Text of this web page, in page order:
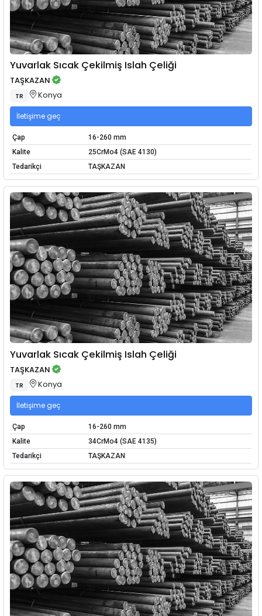
Yuvarlak Sıcak Çekilmiş Islah Çeliği
TAŞKAZAN
TR Konya
İletişime geç
Çap
16-260 mm
Kalite
25CrMo4 (SAE 4130)
Tedarikçi
TAŞKAZAN
Yuvarlak Sıcak Çekilmiş Islah Çeliği
TAŞKAZAN
TR Konya
İletişime geç
Çap
16-260 mm
Kalite
34CrMo4 (SAE 4135)
Tedarikçi
TAŞKAZAN